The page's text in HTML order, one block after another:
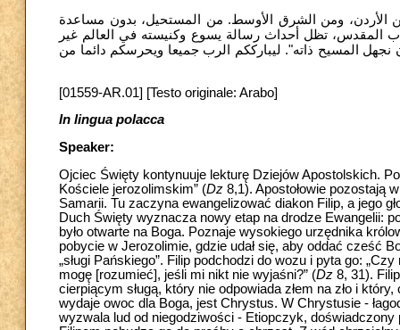
الأردن، ومن الشرق الأوسط. من المستحيل، بدون مساعدة
المقدس، تظل أحداث رسالة يسوع وكنيسته في العالم غير
المسيح ذاته". ليبارككم الرب جميعا ويحرسكم دائما من
[01559-AR.01] [Testo originale: Arabo]
In lingua polacca
Speaker:
Ojciec Święty kontynuuje lekturę Dziejów Apostolskich.
Kościele jerozolimskim” (Dz 8,1). Apostołowie pozostają
Samarii. Tu zaczyna ewangelizować diakon Filip, a jego
Duch Święty wyznacza nowy etap na drodze Ewangelii:
było otwarte na Boga. Poznaje wysokiego urzędnika
pobycie w Jerozolimie, gdzie udał się, aby oddać cześć
„sługi Pańskiego”. Filip podchodzi do wozu i pyta go:
mogę [rozumieć], jeśli mi nikt nie wyjaśni?” (Dz 8, 31).
cierpiącym sługą, który nie odpowiada złem na zło i
wydaje owoc dla Boga, jest Chrystus. W Chrystusie -
wyzwala lud od niegodziwości - Etiopczyk,